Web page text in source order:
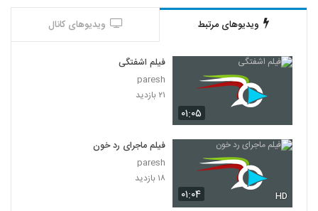
ویدیوهای مرتبط ویدیوهای کانال
۰۱:۰۵
فیلم اشفتگی
paresh
۲۱ بازدید
۰۱:۰۴ HD
فیلم ماجرای رد خون
paresh
۱۸ بازدید